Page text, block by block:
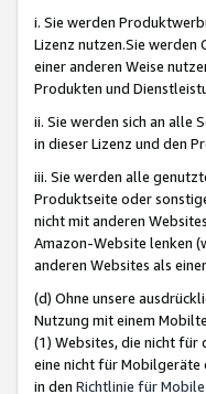
i. Sie werden
Lizenz nutzen.Sie werden
einer anderen Weise
Produkten und
ii. Sie werden sich an alle
in dieser Lizenz und den
iii. Sie werden alle
Produktseite oder
nicht mit anderen
Amazon-Website lenken
anderen Websites als
(d) Ohne unsere
Nutzung mit einem
(1) Websites, die nicht für
eine nicht für Mobilgeräte
in den Richtlinie für